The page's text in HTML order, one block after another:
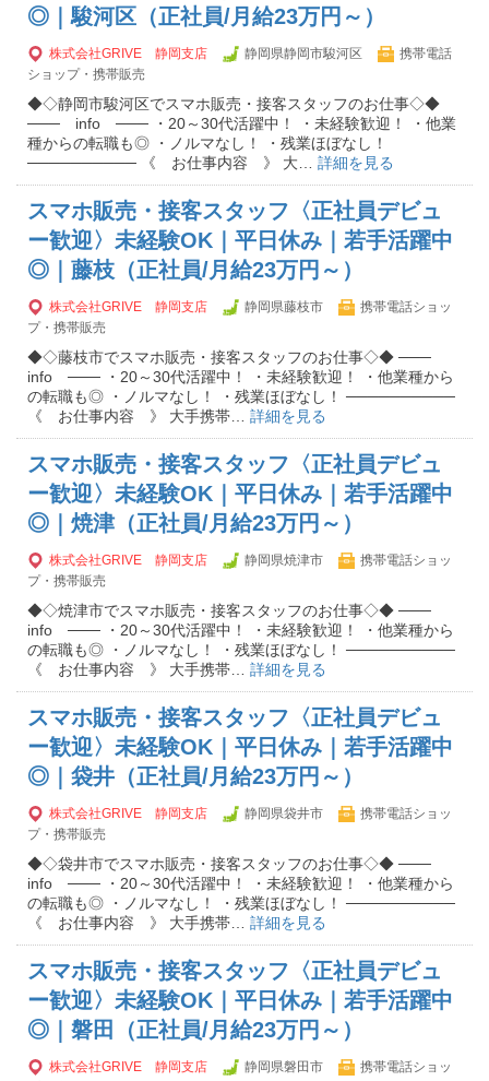
◎｜駿河区（正社員/月給23万円～）
株式会社GRIVE 静岡支店 静岡県静岡市駿河区
携帯電話
ショップ・携帯販売
◆◇静岡市駿河区でスマホ販売・接客スタッフのお仕事◇◆
─── info ─── ・20～30代活躍中！ ・未経験歓迎！ ・他業
種からの転職も◎ ・ノルマなし！ ・残業ほぼなし！
────────── 《 お仕事内容 》 大… 詳細を見る
スマホ販売・接客スタッフ〈正社員デビュ
ー歓迎〉未経験OK｜平日休み｜若手活躍中
◎｜藤枝（正社員/月給23万円～）
株式会社GRIVE 静岡支店 静岡県藤枝市
携帯電話ショッ
プ・携帯販売
◆◇藤枝市でスマホ販売・接客スタッフのお仕事◇◆ ───
info ─── ・20～30代活躍中！ ・未経験歓迎！ ・他業種から
の転職も◎ ・ノルマなし！ ・残業ほぼなし！ ──────────
《 お仕事内容 》 大手携帯… 詳細を見る
スマホ販売・接客スタッフ〈正社員デビュ
ー歓迎〉未経験OK｜平日休み｜若手活躍中
◎｜焼津（正社員/月給23万円～）
株式会社GRIVE 静岡支店 静岡県焼津市
携帯電話ショッ
プ・携帯販売
◆◇焼津市でスマホ販売・接客スタッフのお仕事◇◆ ───
info ─── ・20～30代活躍中！ ・未経験歓迎！ ・他業種から
の転職も◎ ・ノルマなし！ ・残業ほぼなし！ ──────────
《 お仕事内容 》 大手携帯… 詳細を見る
スマホ販売・接客スタッフ〈正社員デビュ
ー歓迎〉未経験OK｜平日休み｜若手活躍中
◎｜袋井（正社員/月給23万円～）
株式会社GRIVE 静岡支店 静岡県袋井市
携帯電話ショッ
プ・携帯販売
◆◇袋井市でスマホ販売・接客スタッフのお仕事◇◆ ───
info ─── ・20～30代活躍中！ ・未経験歓迎！ ・他業種から
の転職も◎ ・ノルマなし！ ・残業ほぼなし！ ──────────
《 お仕事内容 》 大手携帯… 詳細を見る
スマホ販売・接客スタッフ〈正社員デビュ
ー歓迎〉未経験OK｜平日休み｜若手活躍中
◎｜磐田（正社員/月給23万円～）
株式会社GRIVE 静岡支店 静岡県磐田市
携帯電話ショッ